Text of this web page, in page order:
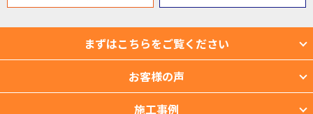
まずはこちらをご覧ください
お客様の声
施工事例